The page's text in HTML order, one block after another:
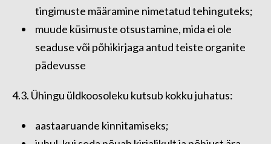
tingimuste määramine nimetatud tehinguteks;
muude küsimuste otsustamine, mida ei ole
seaduse või põhikirjaga antud teiste organite
pädevusse
4.3. Ühingu üldkoosoleku kutsub kokku juhatus:
aastaaruande kinnitamiseks;